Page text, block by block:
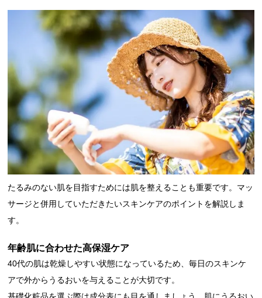
たるみのない肌を目指すためには肌を整えることも重要です。マッ
サージと併用していただきたいスキンケアのポイントを解説しま
す。
年齢肌に合わせた高保湿ケア
40代の肌は乾燥しやすい状態になっているため、毎日のスキンケ
アで外からうるおいを与えることが大切です。